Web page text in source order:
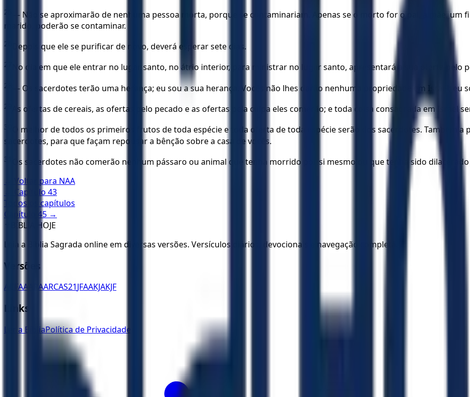
25
— Não se aproximarão de nenhuma pessoa morta, porque se contaminariam. Apenas se o morto for o pai, a mãe,
marido, poderão se contaminar.
26 Depois que ele se purificar de novo, deverá esperar sete dias.
27 No dia em que ele entrar no lugar santo, no átrio interior, para ministrar no lugar santo, apresentará a sua oferta pelo
28 — Os sacerdotes terão uma herança; eu sou a sua herança. Vocês não lhes darão nenhuma propriedade em Israel; eu
29 As ofertas de cereais, as ofertas pelo pecado e as ofertas pela culpa eles comerão; e toda coisa consagrada em Israel
30
O melhor de todos os primeiros frutos de toda espécie e toda oferta de toda espécie serão dos sacerdotes. Também
sacerdotes, para que façam repousar a bênção sobre a casa de vocês.
31
Os sacerdotes não comerão nenhum pássaro ou animal que tenha morrido por si mesmo ou que tenha sido
← Voltar para NAA
← Capítulo 43
Todos os capítulos
Capítulo
45 →
BÍBLIA HOJE
Leia a Bíblia Sagrada online em diversas versões. Versículos diários, devocionais e navegação completa.
Versões
ACFAA ARAARCAS21JFAAKJAKJF
Links
Ler a BíbliaPolítica de Privacidade